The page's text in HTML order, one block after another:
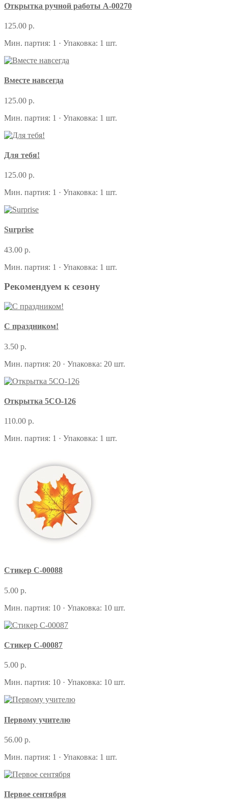
Открытка ручной работы А-00270
125.00 р.
Мин. партия: 1 · Упаковка: 1 шт.
Вместе навсегда
125.00 р.
Мин. партия: 1 · Упаковка: 1 шт.
Для тебя!
125.00 р.
Мин. партия: 1 · Упаковка: 1 шт.
Surprise
43.00 р.
Мин. партия: 1 · Упаковка: 1 шт.
Рекомендуем к сезону
С праздником!
3.50 р.
Мин. партия: 20 · Упаковка: 20 шт.
Открытка 5СО-126
110.00 р.
Мин. партия: 1 · Упаковка: 1 шт.
Стикер С-00088
5.00 р.
Мин. партия: 10 · Упаковка: 10 шт.
Стикер С-00087
5.00 р.
Мин. партия: 10 · Упаковка: 10 шт.
Первому учителю
56.00 р.
Мин. партия: 1 · Упаковка: 1 шт.
Первое сентября